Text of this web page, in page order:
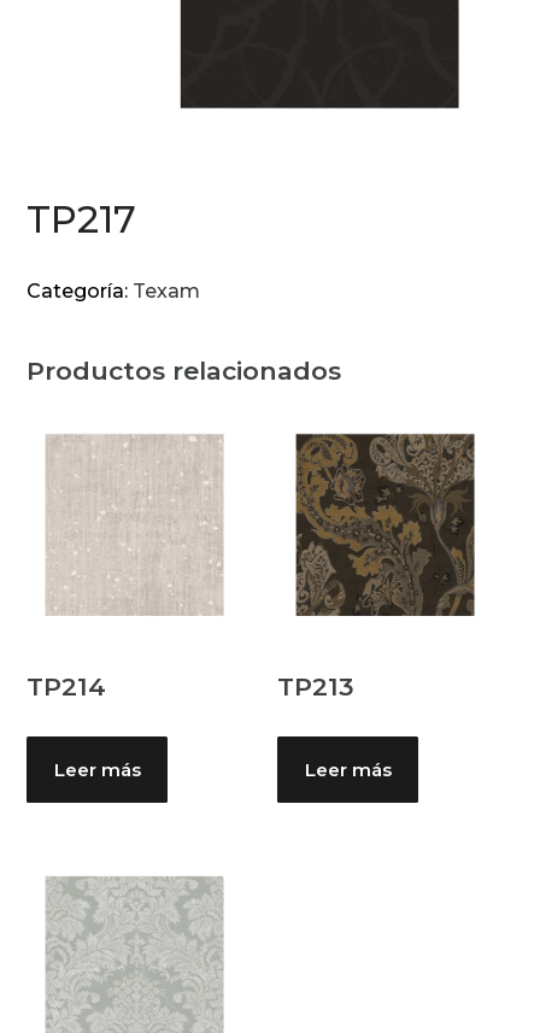
TP217
Categoría: Texam
Productos relacionados
TP214
Leer más
TP213
Leer más